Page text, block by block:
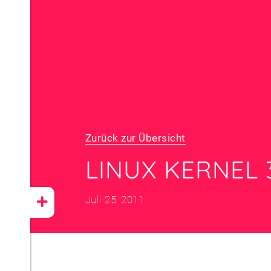
Zurück zur Übersicht
LINUX KERNEL
Juli 25, 2011